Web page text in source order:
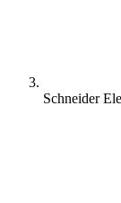
Schneider